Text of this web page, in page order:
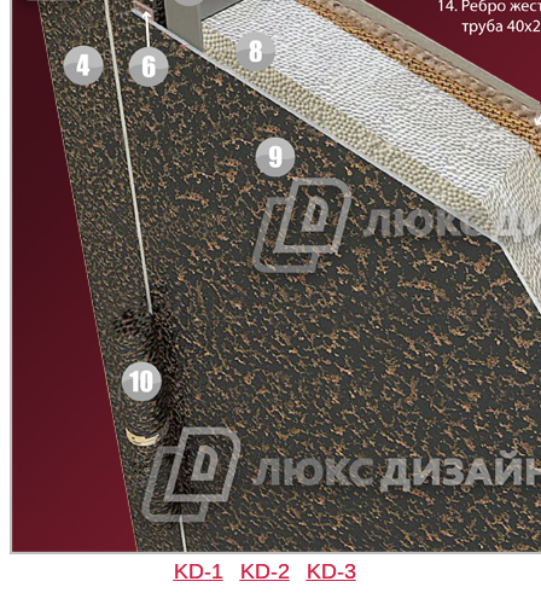
Рисунок 11 Рисунок 12
Рисунок 13 Рисунок 14
Д-11 Н Д-11 С
Д-11 СС Д-15 60
KD-1 KD-2 KD-3